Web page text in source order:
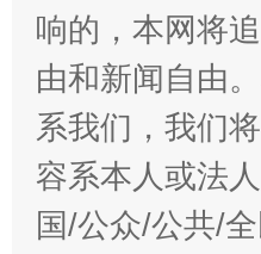
响的，本网将
由和新闻自由
系我们，我们
容系本人或法
国/公众/公共/